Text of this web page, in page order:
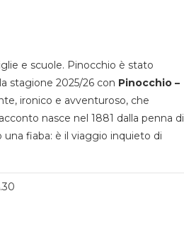
e scuole. Pinocchio è stato
stagione 2025/26 con Pinocchio –
ironico e avventuroso, che
nasce nel 1881 dalla penna di
una fiaba: è il viaggio inquieto di